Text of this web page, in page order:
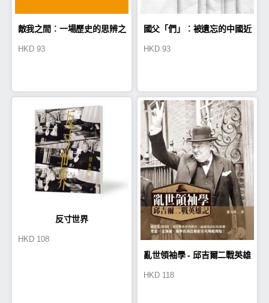
敵我之間︰一場歷史的思辨之
HKD 93
國父「們」︰被遺忘的中國近
HKD 93
反寸世界
HKD 108
亂世領袖學 - 邱吉爾二戰英雄
HKD 118